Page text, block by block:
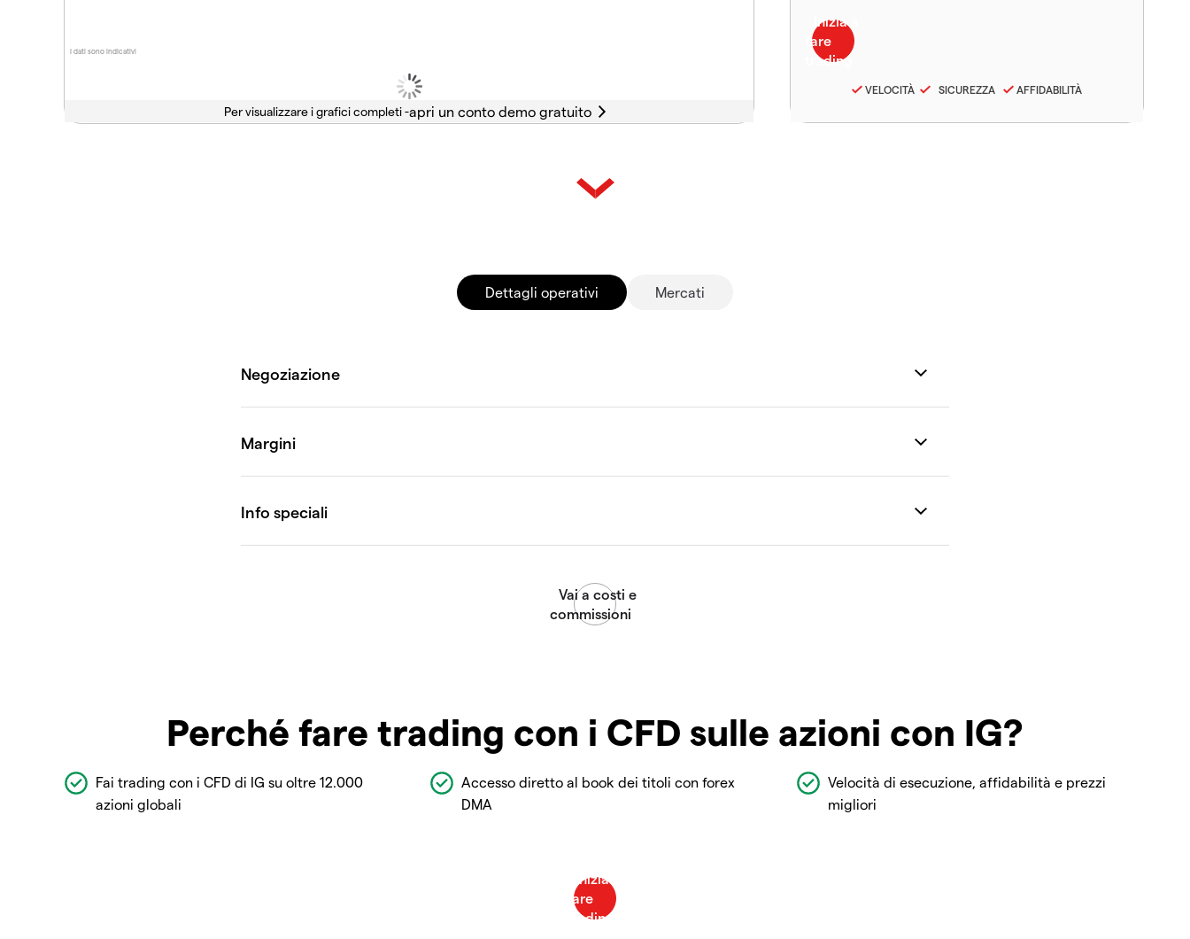
I dati sono indicativi
Per visualizzare i grafici completi -
VELOCITÀ SICUREZZA AFFIDABILITÀ
Dettagli operativi Mercati
Perché fare trading con i CFD sulle azioni con IG?
Fai trading con i CFD di IG su oltre 12.000
azioni globali
Accesso diretto al book dei titoli con forex
DMA
Velocità di esecuzione, affidabilità e prezzi
migliori